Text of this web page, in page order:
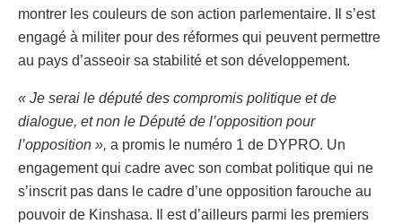
montrer les couleurs de son action parlementaire. Il s’est
engagé à militer pour des réformes qui peuvent permettre
au pays d’asseoir sa stabilité et son développement.
« Je serai le député des compromis politique et de
dialogue, et non le Député de l’opposition pour
l’opposition », a promis le numéro 1 de DYPRO. Un
engagement qui cadre avec son combat politique qui ne
s’inscrit pas dans le cadre d’une opposition farouche au
pouvoir de Kinshasa. Il est d’ailleurs parmi les premiers